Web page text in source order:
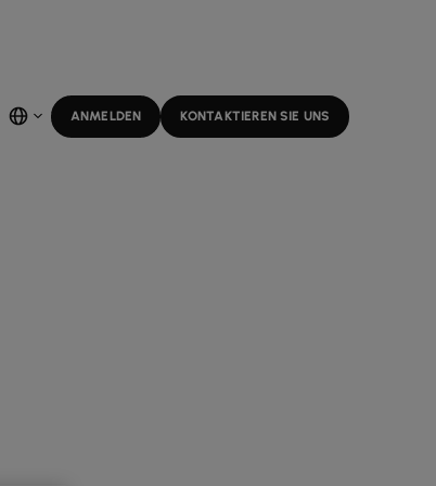
ANMELDEN KONTAKTIEREN SIE UNS